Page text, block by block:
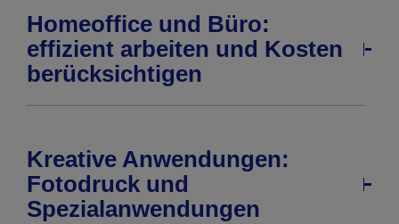
Homeoffice und Büro:
effizient arbeiten und Kosten
berücksichtigen
Kreative Anwendungen:
Fotodruck und
Spezialanwendungen